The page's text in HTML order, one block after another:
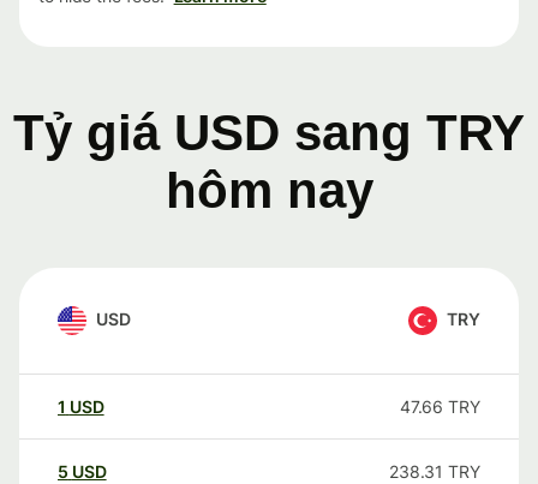
Tỷ giá USD sang TRY
hôm nay
USD TRY
1 USD 47.66 TRY
5 USD 238.31 TRY